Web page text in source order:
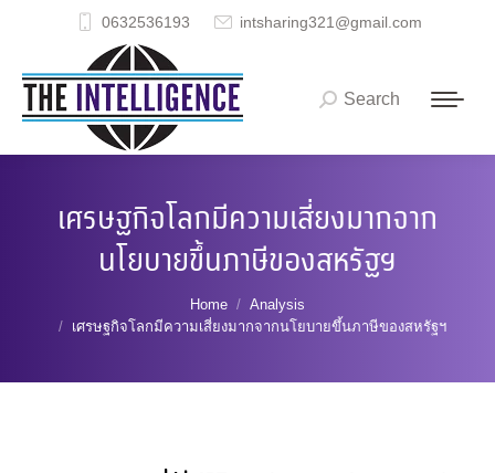
0632536193 intsharing321@gmail.com
Search:
Search
เศรษฐกิจโลกมีความเสี่ยงมากจาก
นโยบายขึ้นภาษีของสหรัฐฯ
Home
Analysis
เศรษฐกิจโลกมีความเสี่ยงมากจากนโยบายขึ้นภาษีของสหรัฐฯ